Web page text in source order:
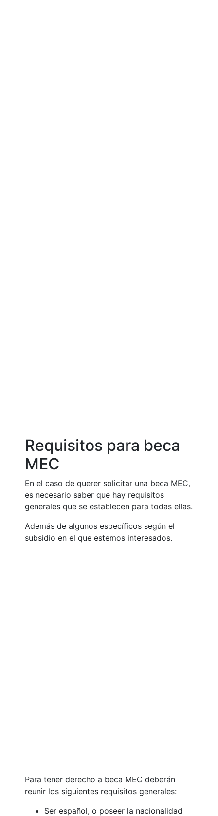
Requisitos para beca
MEC
En el caso de querer solicitar una beca MEC,
es necesario saber que hay requisitos
generales que se establecen para todas ellas.
Además de algunos específicos según el
subsidio en el que estemos interesados.
Para tener derecho a beca MEC deberán
reunir los siguientes requisitos generales:
Ser español, o poseer la nacionalidad